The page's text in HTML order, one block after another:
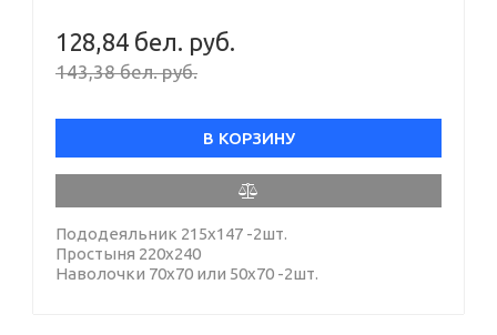
128,84 бел. руб.
143,38 бел. руб.
В КОРЗИНУ
Пододеяльник 215х147 -2шт.
Простыня 220х240
Наволочки 70х70 или 50х70 -2шт.